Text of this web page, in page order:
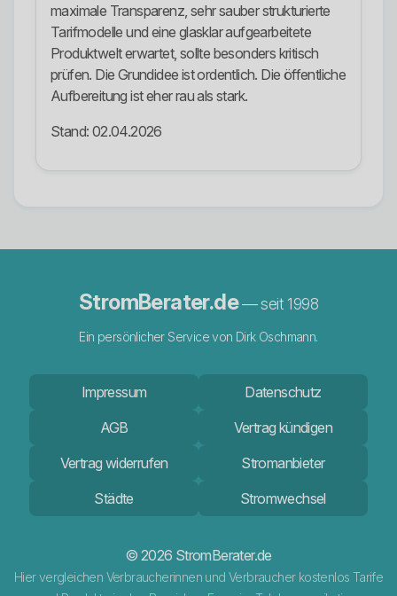
maximale Transparenz, sehr sauber strukturierte
Tarifmodelle und eine glasklar aufgearbeitete
Produktwelt erwartet, sollte besonders kritisch
prüfen. Die Grundidee ist ordentlich. Die öffentliche
Aufbereitung ist eher rau als stark.
Stand: 02.04.2026
StromBerater.de— seit 1998
Ein persönlicher Service von Dirk Oschmann.
Impressum
Datenschutz
AGB
Vertrag kündigen
Vertrag widerrufen
Stromanbieter
Städte
Stromwechsel
© 2026 StromBerater.de
Hier vergleichen Verbraucherinnen und Verbraucher kostenlos Tarife